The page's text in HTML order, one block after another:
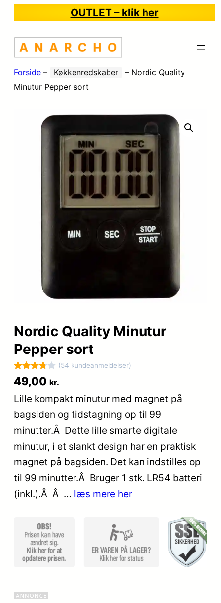
OUTLET – klik her
Forside – Køkkenredskaber – Nordic Quality
Minutur Pepper sort
Nordic Quality Minutur
Pepper sort
Bedømt
som
3.7ud
af 5
baseret
54
kundebed
ømmels
er
(54 kundeanmeldelser)
49,00 kr.
Lille kompakt minutur med magnet på
bagsiden og tidstagning op til 99
minutter.Â Dette lille smarte digitale
minutur, i et slankt design har en praktisk
magnet på bagsiden. Det kan indstilles op
til 99 minutter.Â Bruger 1 stk. LR54 batteri
(inkl.).Â Â … læs mere her